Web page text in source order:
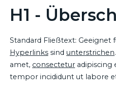
H1 -
Standard Fließtext: Geeignet
Hyperlinks sind unterstrichen
amet, consectetur adipiscing
tempor incididunt ut labore